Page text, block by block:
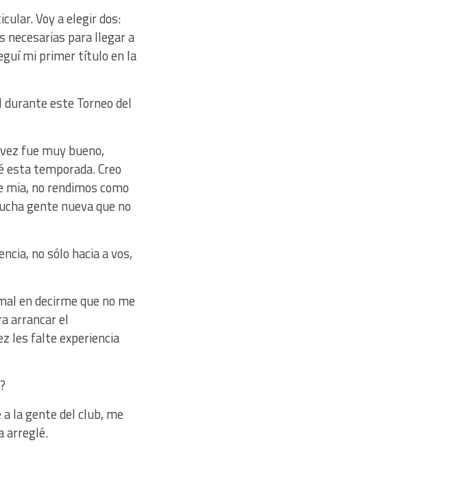
Voy a elegir dos:
necesarias para llegar a
mi primer título en la
este Torneo del
fue muy bueno,
esta temporada. Creo
no rendimos como
gente nueva que no
no sólo hacia a vos,
en decirme que no me
arrancar el
les falte experiencia
la gente del club, me
arreglé.